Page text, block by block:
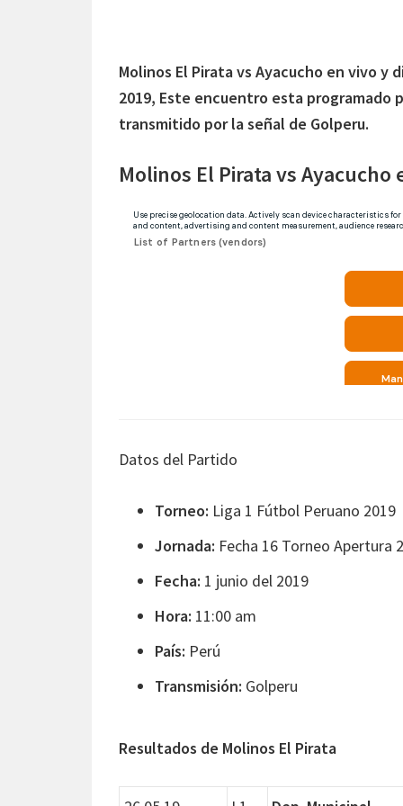
Molinos El Pirata vs Ayacucho en vivo
2019, Este encuentro esta programado
transmitido por la señal de Golperu.
Molinos El Pirata vs
Datos del Partido
Torneo: Liga 1 Fútbol Peruano 2019
Jornada: Fecha 16 Torneo Apertura
Fecha: 1 junio del 2019
Hora: 11:00 am
País: Perú
Transmisión: Golperu
Resultados de Molinos El Pirata